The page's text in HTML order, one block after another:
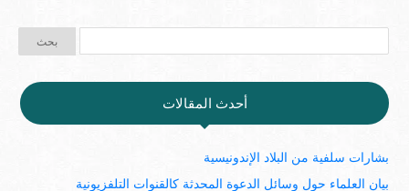
أحدث المقالات
بشارات سلفية من البلاد الإندونيسية
بيان العلماء حول وسائل الدعوة المحدثة كالقنوات التلفزيونية